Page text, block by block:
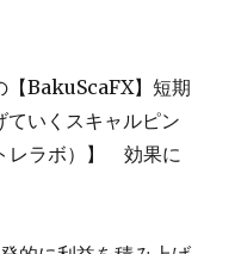
【BakuScaFX】短期
いくスキャルピン
レラボ）】 効果に